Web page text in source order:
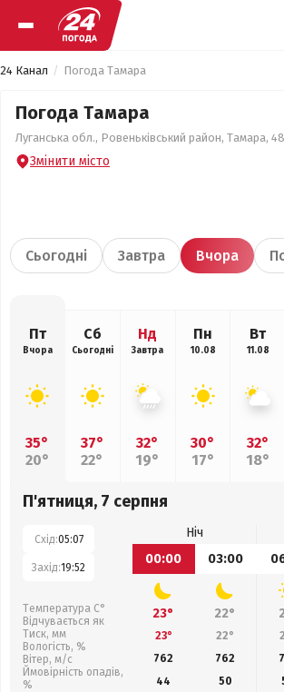
24 Канал Погода Тамара
Погода Тамара
Луганська обл., Ровеньківський район, Тамара,
Змінити місто
Сьогодні Завтра Вчора
Пт
Вчора
35°
20°
Сб
Сьогодні
37°
22°
Нд
Завтра
32°
19°
Пн
10.08
30°
17°
Вт
11.08
32°
18°
П'ятниця, 7 серпня
Схід:05:07
Захід:19:52
Температура С°
Відчувається як
Тиск, мм
Вологість, %
Вітер, м/с
Ймовірність опадів,
%
Ніч
00:00
03:00
23° 22°
23° 22°
762
762
44
50